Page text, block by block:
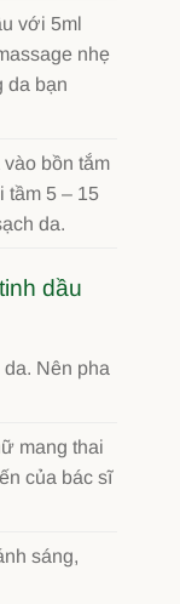
với 5ml
nhẹ
da bạn
bồn tắm
tầm 5 – 15
da.
dầu
Nên pha
mang thai
của bác sĩ
sáng,